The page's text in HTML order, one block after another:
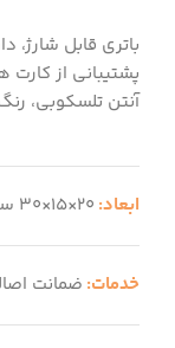
آنتن تلسکوبی،
ابعاد: 20×15×30 سانت
خدمات: ضمانت